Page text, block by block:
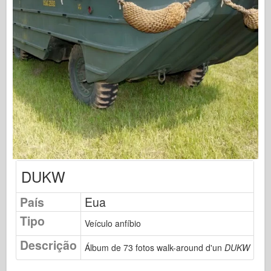
Editora Osprey
Sinal de Esquadrão
TankPower
Caminhões e Tanques
Waffen-Arsenal
Wydawnictwo Militaria
Maquettes
Academia
Modelos Ace
Clube AFV
Airfix
Força Aérea
Modelo AZ
Cão Preto
DUKW
País
Eua
Tipo
Veículo anfíbio
Descrição Álbum de 73 fotos walk-around d'un DUKW